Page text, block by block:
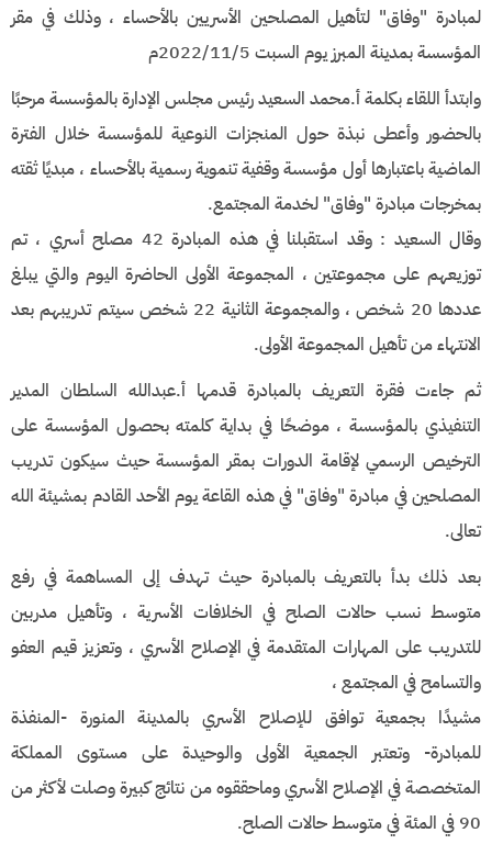
لمبادرة "وفاق" لتأهيل المصلحين الأسريين بالأحساء ، وذلك في مقر
المؤسسة بمدينة المبرز يوم السبت 2022/11/5م
وابتدأ اللقاء بكلمة أ.محمد السعيد رئيس مجلس الإدارة بالمؤسسة مرحبًا
بالحضور وأعطى نبذة حول المنجزات النوعية للمؤسسة خلال الفترة
الماضية باعتبارها أول مؤسسة وقفية تنموية رسمية بالأحساء ، مبديًا ثقته
بمخرجات مبادرة "وفاق" لخدمة المجتمع.
وقال السعيد : وقد استقبلنا في هذه المبادرة 42 مصلح أسري ، تم
توزيعهم على مجموعتين ، المجموعة الأولى الحاضرة اليوم والتي يبلغ
عددها 20 شخص ، والمجموعة الثانية 22 شخص سيتم تدريبهم بعد
الانتهاء من تأهيل المجموعة الأولى.
ثم جاءت فقرة التعريف بالمبادرة قدمها أ.عبدالله السلطان المدير
التنفيذي بالمؤسسة ، موضحًا في بداية كلمته بحصول المؤسسة على
الترخيص الرسمي لإقامة الدورات بمقر المؤسسة حيث سيكون تدريب
المصلحين في مبادرة "وفاق" في هذه القاعة يوم الأحد القادم بمشيئة الله
تعالى.
بعد ذلك بدأ بالتعريف بالمبادرة حيث تهدف إلى المساهمة في رفع
متوسط نسب حالات الصلح في الخلافات الأسرية ، وتأهيل مدربين
للتدريب على المهارات المتقدمة في الإصلاح الأسري ، وتعزيز قيم العفو
والتسامح في المجتمع ،
مشيدًا بجمعية توافق للإصلاح الأسري بالمدينة المنورة -المنفذة
للمبادرة- وتعتبر الجمعية الأولى والوحيدة على مستوى المملكة
المتخصصة في الإصلاح الأسري وماحققوه من نتائج كبيرة وصلت لأكثر من
90 في المئة في متوسط حالات الصلح.